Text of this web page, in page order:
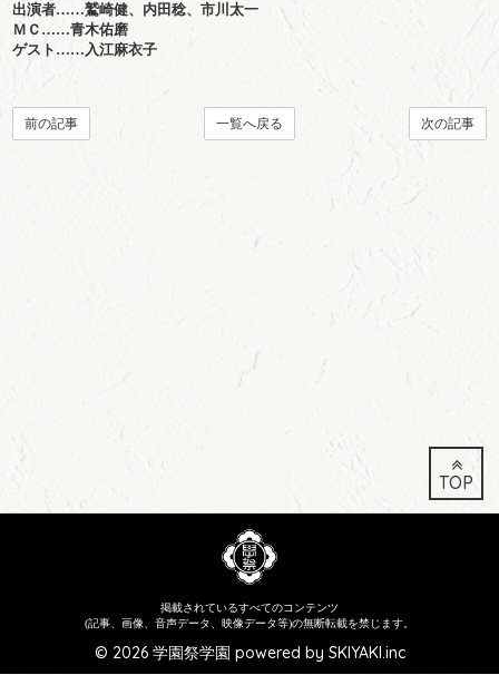
出演者……鷲崎健、内田稔、市川太一
ＭＣ……青木佑磨
ゲスト……入江麻衣子
次の記事
一覧へ戻る
前の記事
TOP
掲載されているすべてのコンテンツ
(記事、画像、音声データ、映像データ等)の無断転載を禁じます。
© 2026 学園祭学園 powered by SKIYAKI.inc